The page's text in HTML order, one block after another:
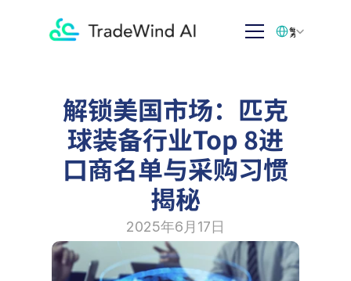
解锁美国市场：匹克
球装备行业Top 8进
口商名单与采购习惯
揭秘
2025年6月17日
繁体中文